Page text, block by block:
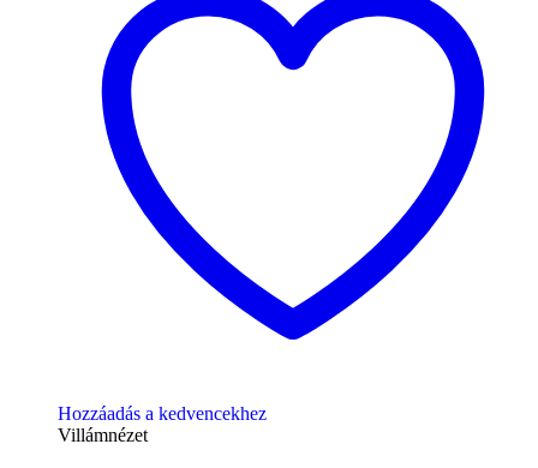
Hozzáadás a kedvencekhez
Villámnézet